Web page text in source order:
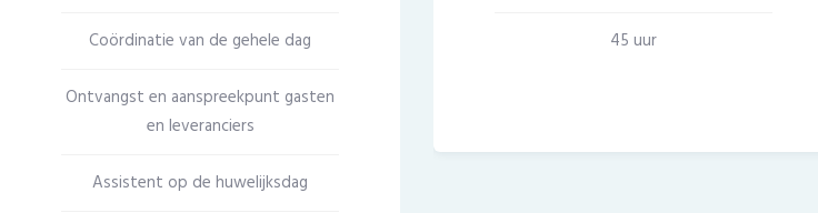
Coördinatie van de gehele dag
Ontvangst en aanspreekpunt gasten
en leveranciers
Assistent op de huwelijksdag
45 uur